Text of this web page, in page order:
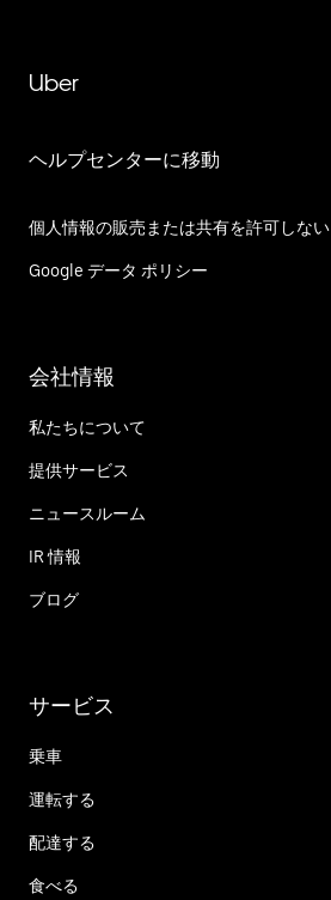
Uber
ヘルプセンターに移動
個人情報の販売または共有を許可しない
Google データ ポリシー
会社情報
私たちについて
提供サービス
ニュースルーム
IR 情報
ブログ
サービス
乗車
運転する
配達する
食べる